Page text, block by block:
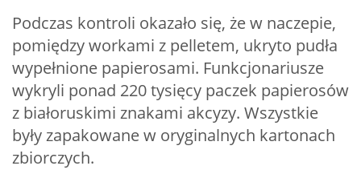
Podczas kontroli okazało się, że w naczepie,
pomiędzy workami z pelletem, ukryto pudła
wypełnione papierosami. Funkcjonariusze
wykryli ponad 220 tysięcy paczek papierosów
z białoruskimi znakami akcyzy. Wszystkie
były zapakowane w oryginalnych kartonach
zbiorczych.